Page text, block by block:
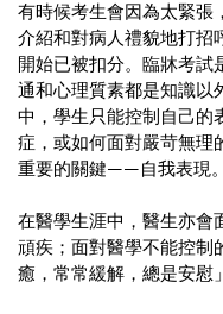
有時候考生會因為太緊張
介紹和對病人禮貌地打招
開始已被扣分。臨牀考試
通和心理質素都是知識以
中，學生只能控制自己的
症，或如何面對嚴苛無理
重要的關鍵——自我表現
在醫學生涯中，醫生亦會
頑疾；面對醫學不能控制
癒，常常緩解，總是安慰